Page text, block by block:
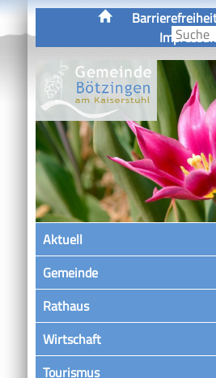
Aktuell
Gemeinde
Rathaus
Wirtschaft
Tourismus